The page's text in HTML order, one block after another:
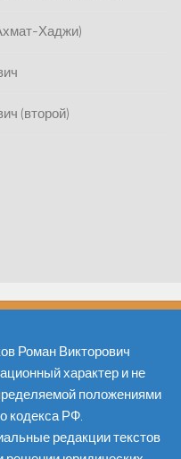
Хаджи)
(второй)
Роман Викторович
характер и не
положениями
кодекса РФ.
редакции текстов